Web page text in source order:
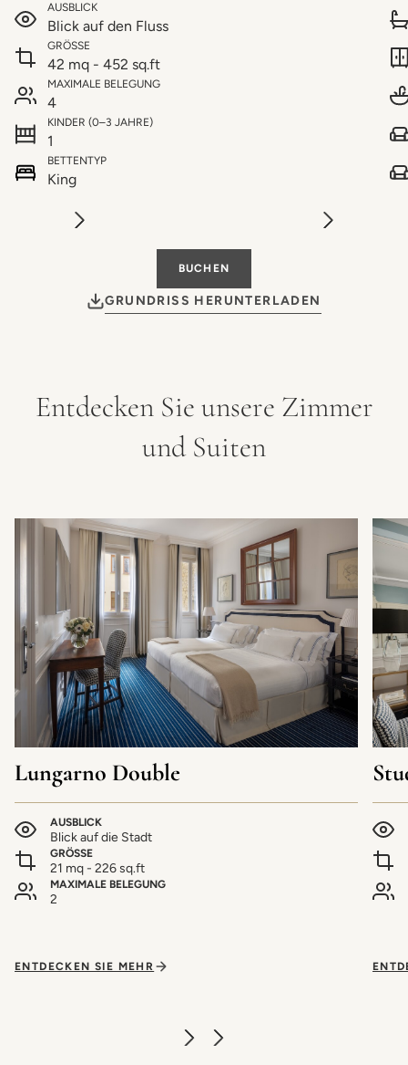
AUSBLICK
Blick auf den Fluss
GRÖSSE
42 mq - 452 sq.ft
MAXIMALE BELEGUNG
4
KINDER (0–3 JAHRE)
1
BETTENTYP
King
BUCHEN
GRUNDRISS HERUNTERLADEN
Entdecken Sie unsere Zimmer
und Suiten
Lungarno Double
AUSBLICK
Blick auf die Stadt
GRÖSSE
21 mq - 226 sq.ft
MAXIMALE BELEGUNG
2
ENTDECKEN SIE MEHR